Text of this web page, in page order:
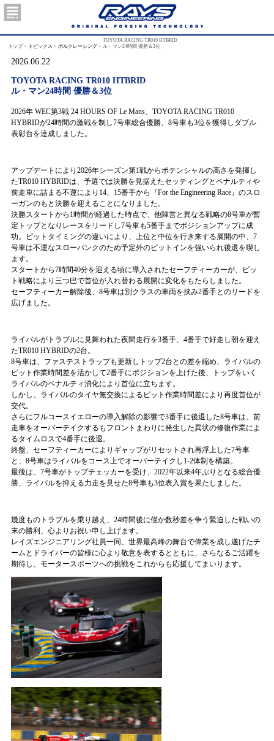
トップ > トピックス > ボルクレーシング >
TOYOTA RACING TR010 HTBRID
ル・マン24時間 優勝＆3位
2026.06.22
TOYOTA RACING TR010 HTBRID
ル・マン24時間 優勝＆3位
2026年 WEC第3戦 24 HOURS OF Le Mans、TOYOTA RACING TR010
HYBRIDが24時間の激戦を制し7号車総合優勝、8号車も3位を獲得しダブル
表彰台を達成しました。
アップデートにより2026年シーズン第1戦からポテンシャルの高さを発揮し
たTR010 HYBRIDは、予選では決勝を見据えたセッティングとペナルティや
前走車に詰まる不運により14、15番手から『For the Engineering Race』のスロ
ーガンのもと決勝を迎えることになりました。
決勝スタートから1時間が経過した時点で、他陣営と異なる戦略の8号車が暫
定トップとなりレースをリードし7号車も5番手までポジションアップに成
功。ピットタイミングの違いにより、上位と中位を行き来する展開の中、7
号車は不運なスローパンクのため予定外のピットインを強いられ後退を喫し
ます。
スタートから7時間40分を迎える頃に導入されたセーフティーカーが、ピッ
ト戦略により三つ巴で首位が入れ替わる展開に変化をもたらしました。
セーフティーカー解除後、8号車は別クラスの車両を挟み2番手とのリードを
広げました。
ライバルがトラブルに見舞われた夜間走行を3番手、4番手で好走し朝を迎え
たTR010 HYBRIDの2台。
8号車は、ファステストラップも更新しトップ2台との差を縮め、ライバルの
ピット作業時間差を活かして2番手にポジションを上げた後、トップをいく
ライバルのペナルティ消化により首位に立ちます。
しかし、ライバルのタイヤ無交換によるピット作業時間差により再度首位が
交代。
さらにフルコースイエローの導入解除の影響で3番手に後退した8号車は、前
走車をオーバーテイクするもフロントまわりに発生した異状の修復作業によ
るタイムロスで4番手に後退。
終盤、セーフティーカーによりギャップがリセットされ再浮上した7号車
と、8号車はライバルをコース上でオーバーテイクし1-2体制を構築。
最後は、7号車がトップチェッカーを受け、2022年以来4年ぶりとなる総合優
勝、ライバルを抑える力走を見せた8号車も3位表入賞を果たしました。
幾度ものトラブルを乗り越え、24時間後に僅か数秒差を争う緊迫した戦いの
末の勝利、心よりお祝い申し上げます。
レイズエンジニアリング社員一同、世界最高峰の舞台で偉業を成し遂げたチ
ームとドライバーの皆様に心より敬意を表するとともに、さらなるご活躍を
期待し、モータースポーツへの挑戦をこれからも応援してまいります。